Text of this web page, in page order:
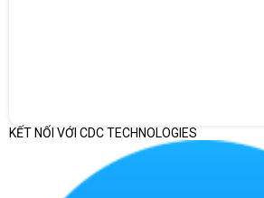
lớn, giúp tăng tốc độ xử lý dữ liệu và đọc ghi
Đối với các tác vụ văn phòng và học tập,
Gaming 3 có thể xử lý mượt mà các công
KẾT NỐI VỚI CDC TECHNOLOGIES